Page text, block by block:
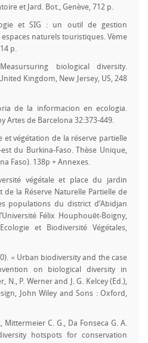
et Jard. Bot., Genève, 712 p.
et SIG : un outil de gestion
naturels touristiques. Vème
p.
biological diversity.
Kingdom, New Jersey, US, 248
de la informacion en ecologia.
Artes de Barcelona 32:373-449.
et végétation de la réserve partielle
du Burkina-Faso. Thèse Unique,
Faso). 138p + Annexes.
végétale et place du jardin
de la Réserve Naturelle Partielle de
populations du district d’Abidjan
Félix Houphouët-Boigny,
et Biodiversité Végétales,
« Urban biodiversity and the case
on biological diversity in
N., P. Werner and J. G. Kelcey (Ed.),
John Wiley and Sons : Oxford,
Mittermeier C. G., Da Fonseca G. A.
hotspots for conservation